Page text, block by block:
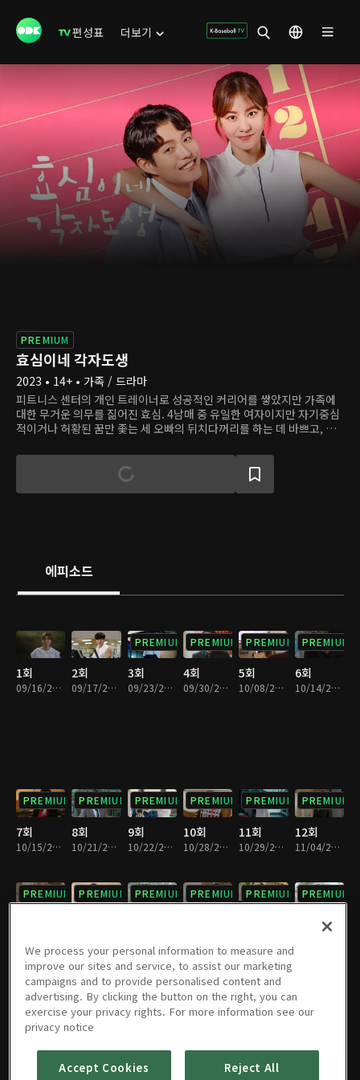
편성표 더보기
PREMIUM
효심이네 각자도생
2023 • 14+ • 가족 / 드라마
피트니스 센터의 개인 트레이너로 성공적인 커리어를 쌓았지만 가족에
대한 무거운 의무를 짊어진 효심. 4남매 중 유일한 여자이지만 자기중심
적이거나 허황된 꿈만 좇는 세 오빠의 뒤치다꺼리를 하는 데 바쁘고, 유
다가 까칠하고 꼼꼼한 신입 회원 강태호는 효심을 지친 마음을 제대로 자
극한다. 이제 효심은 그 누구보다 자신을 소중하게 여기는, 독립적인 삶
에피소드
1회
09/16/2023 • 1시간 7분
2회
09/17/2023 • 1시간 6분
PREMIUM
3회
09/23/2023 • 1시간 5분
PREMIUM
4회
09/30/2023 • 1시간 5분
PREMIUM
5회
10/08/2023 • 1시간 4분
PREMIUM
6회
10/14/2023 • 1시간 6분
PREMIUM
7회
10/15/2023 • 1시간 7분
PREMIUM
8회
10/21/2023 • 1시간 5분
PREMIUM
9회
10/22/2023 • 1시간 3분
PREMIUM
10회
10/28/2023 • 1시간 7분
PREMIUM
11회
10/29/2023 • 1시간 5분
PREMIUM
12회
11/04/2023 • 1시간 5분
PREMIUM PREMIUM PREMIUM PREMIUM PREMIUM PREMIUM
PREMIUM
19회
11/26/2023 • 1시간 6분
PREMIUM
20회
PREMIUM
21회
PREMIUM
22회
PREMIUM
23회 24회
We process your personal information to measure and
improve our sites and service, to assist our marketing
campaigns and to provide personalised content and
advertising. By clicking the button on the right, you can
exercise your privacy rights. For more information see our
privacy notice
Accept Cookies Reject All